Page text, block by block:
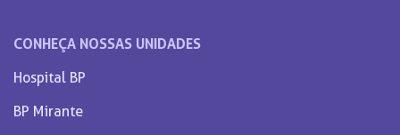
CONHEÇA NOSSAS UNIDADES
Hospital BP
BP Mirante